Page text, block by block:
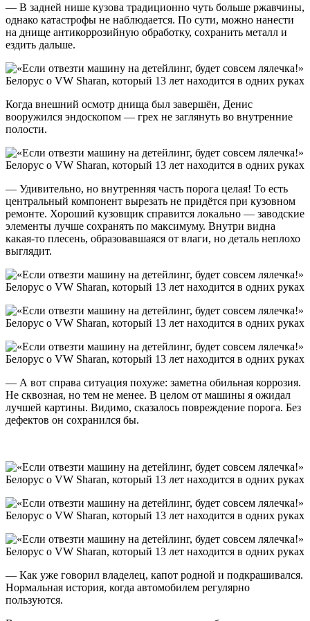
— В задней нише кузова традиционно чуть больше ржавчины,
однако катастрофы не наблюдается. По сути, можно нанести
на днище антикоррозийную обработку, сохранить металл и
ездить дальше.
Когда внешний осмотр днища был завершён, Денис
вооружился эндоскопом — грех не заглянуть во внутренние
полости.
— Удивительно, но внутренняя часть порога целая! То есть
центральный компонент вырезать не придётся при кузовном
ремонте. Хороший кузовщик справится локально — заводские
элементы лучше сохранять по максимуму. Внутри видна
какая-то плесень, образовавшаяся от влаги, но деталь неплохо
выглядит.
— А вот справа ситуация похуже: заметна обильная коррозия.
Не сквозная, но тем не менее. В целом от машины я ожидал
лучшей картины. Видимо, сказалось повреждение порога. Без
дефектов он сохранился бы.
— Как уже говорил владелец, капот родной и подкрашивался.
Нормальная история, когда автомобилем регулярно
пользуются.